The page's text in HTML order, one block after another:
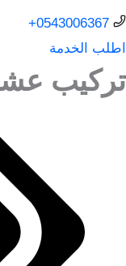
0543006367+
اطلب الخدمة
تركيب